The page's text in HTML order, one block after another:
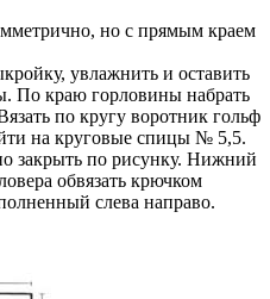
но с прямым краем
увлажнить и оставить
По краю горловины набрать
по кругу воротник гольф
на круговые спицы № 5,5.
закрыть по рисунку. Нижний
обвязать крючком
слева направо.